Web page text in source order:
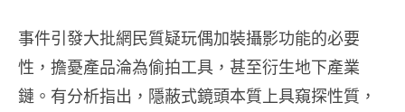
事件引發大批網民質疑玩偶加裝攝影功能的必要
性，擔憂產品淪為偷拍工具，甚至衍生地下產業
鏈。有分析指出，隱蔽式鏡頭本質上具窺探性質，